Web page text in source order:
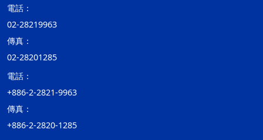
電話：
02-28219963
傳真：
02-28201285
電話：
+886-2-2821-9963
傳真：
+886-2-2820-1285